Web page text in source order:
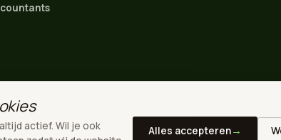
·Noord-Brabant Den Bosch
actief. Wil je ook
Alles accepteren